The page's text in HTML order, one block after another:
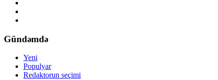
Gündəmdə
Yeni
Populyar
Redaktorun seçimi